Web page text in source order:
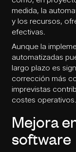
medida, la
y los recursos,
efectivas.
Aunque la
automatizadas
largo plazo es
corrección más
imprevistas
costes operativos.
Mejora
software